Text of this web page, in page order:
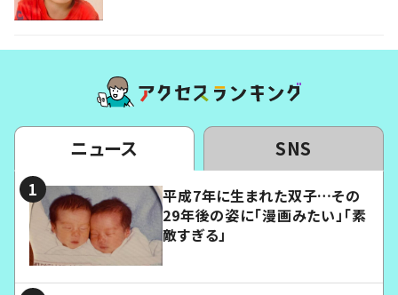
ニュース SNS
平成7年に生まれた双子…その
29年後の姿に「漫画みたい」「素
敵すぎる」